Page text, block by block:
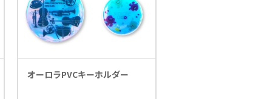
オーロラPVCキーホルダー